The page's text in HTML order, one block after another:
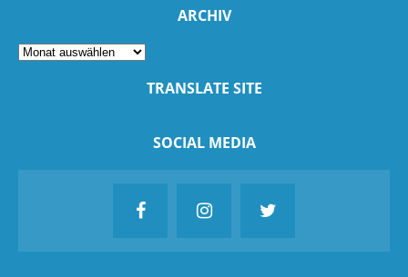
ARCHIV
TRANSLATE SITE
SOCIAL MEDIA